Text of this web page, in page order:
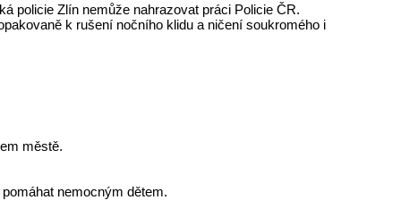
policie Zlín nemůže nahrazovat práci Policie ČR.
k rušení nočního klidu a ničení soukromého i
městě.
nemocným dětem.